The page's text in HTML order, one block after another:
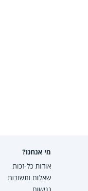
מי אנחנו?
אודות כל-זכות
שאלות ותשובות